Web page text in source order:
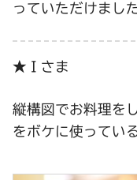
っていただけまし
★Ｉさま
縦構図でお料理を
をボケに使ってい